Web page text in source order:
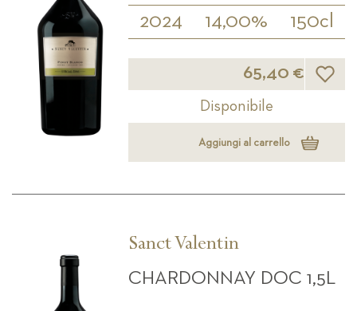
2024 14,00% 150cl
65,40 € Lista
Disponibile
Aggiungi al carrello
Sanct Valentin
CHARDONNAY DOC 1,5L